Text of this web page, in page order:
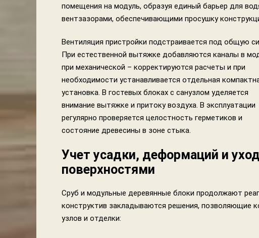
помещения на модуль, образуя единый барьер для
вентзазорами, обеспечивающими просушку
Вентиляция пристройки подстраивается под общую
При естественной вытяжке добавляются каналы в
при механической – корректируются расчеты и при
необходимости устанавливается отдельная
установка. В гостевых блоках с санузлом уделяется
внимание вытяжке и притоку воздуха. В эксплуатации
регулярно проверяется целостность герметиков и
состояние древесины в зоне стыка.
Учет усадки, деформаций и
поверхностями
Сруб и модульные деревянные блоки продолжают
конструктив закладываются решения, позволяющие
узлов и отделки: